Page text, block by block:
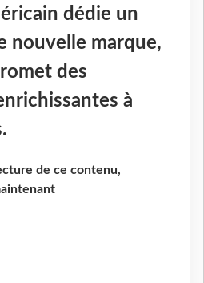
dédie un
nouvelle marque,
des
à
de ce contenu,